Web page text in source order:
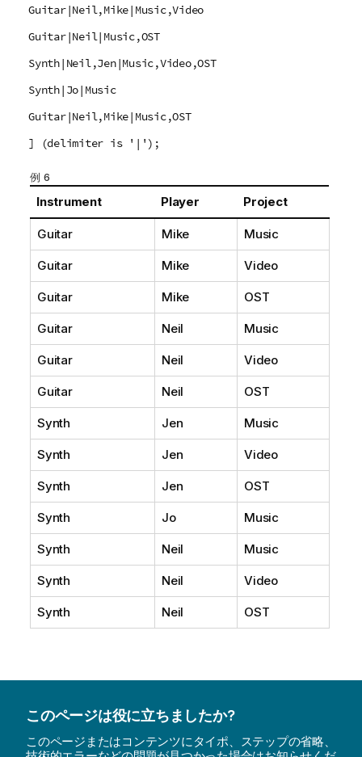
Guitar|Neil,Mike|Music,Video
Guitar|Neil|Music,OST
Synth|Neil,Jen|Music,Video,OST
Synth|Jo|Music
Guitar|Neil,Mike|Music,OST
] (delimiter is '|');
例 6
Instrument Player Project
Guitar Mike Music
Guitar Mike Video
Guitar Mike OST
Guitar Neil Music
Guitar Neil Video
Guitar Neil OST
Synth Jen Music
Synth Jen Video
Synth Jen OST
Synth Jo Music
Synth Neil Music
Synth Neil Video
Synth Neil OST
このページは役に立ちましたか?
このページまたはコンテンツにタイポ、ステップの省略、